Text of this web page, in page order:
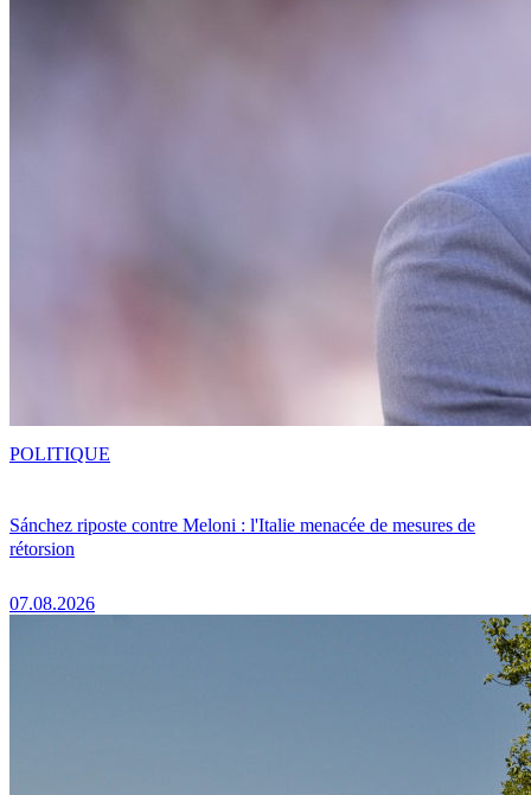
Sánchez riposte contre Meloni : l'Italie menacée de mesures de
rétorsion
07.08.2026
POLITIQUE